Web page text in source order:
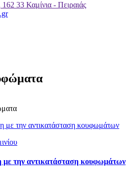
33 Καμίνια - Πειραιάς
με την αντικατάσταση κουφωμάτων